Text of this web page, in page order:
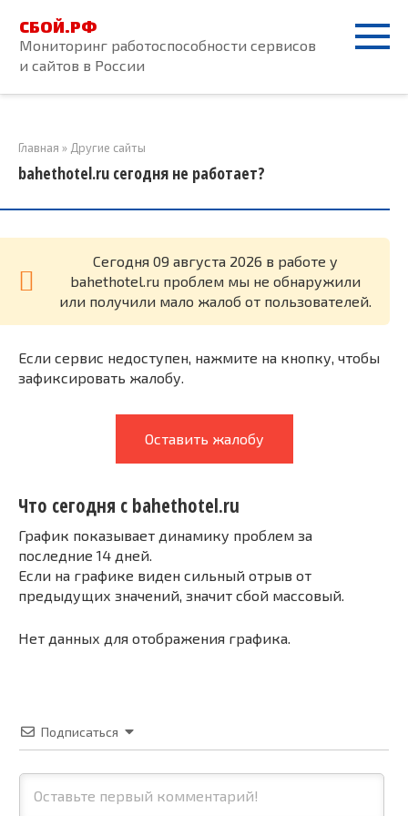
контенту
СБОЙ.РФ
Мониторинг работоспособности сервисов
и сайтов в России
Главная » Другие сайты
bahethotel.ru сегодня не работает?
Cегодня 09 августа 2026 в работе у
bahethotel.ru проблем мы не обнаружили
или получили мало жалоб от пользователей.
Если сервис недоступен, нажмите на кнопку, чтобы
зафиксировать жалобу.
Оставить жалобу
Что сегодня с bahethotel.ru
График показывает динамику проблем за
последние 14 дней.
Если на графике виден сильный отрыв от
предыдущих значений, значит сбой массовый.
Нет данных для отображения графика.
Подписаться